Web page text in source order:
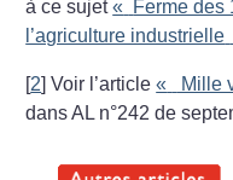
à ce sujet«
Ferme des
l’agriculture industrielle
[2]Voir l’article« Mille
dans AL n°242 de